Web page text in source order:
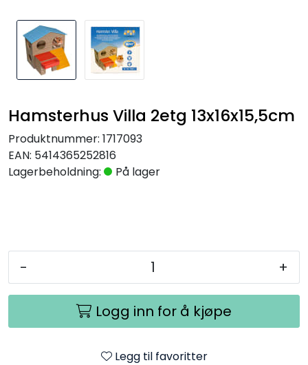
Hamsterhus Villa 2etg 13x16x15,5cm
Produktnummer: 1717093
EAN: 5414365252816
Lagerbeholdning:
På lager
- +
Logg inn for å kjøpe
Legg til favoritter